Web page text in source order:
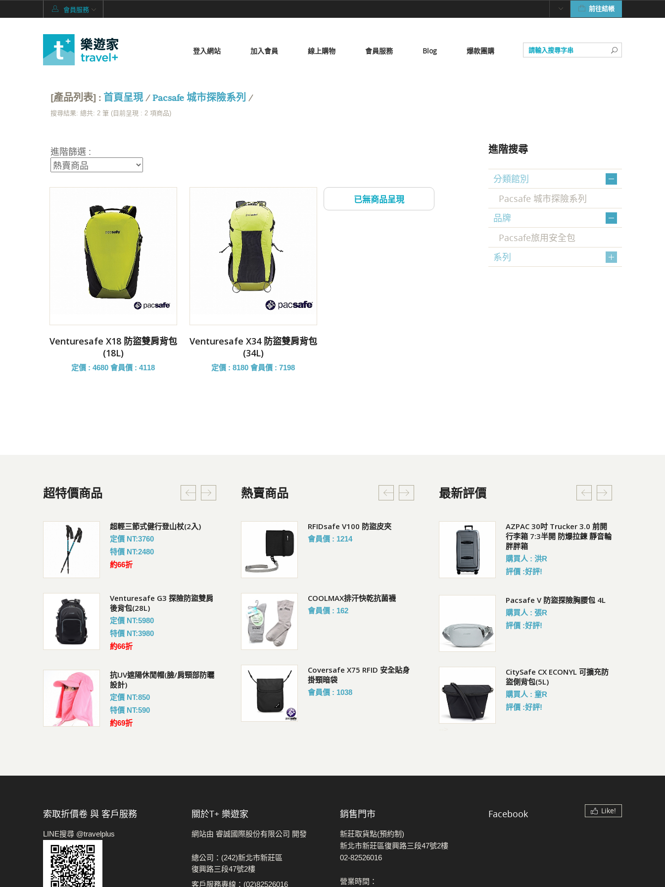
會員服務 前往結帳
登入網站 加入會員 線上購物 會員服務 Blog 爆款團購
[產品列表] : 首頁呈現 / Pacsafe 城市探險系列 /
搜尋結果: 總共: 2 筆 (目前呈現 : 2 項商品)
進階篩選 :
Venturesafe X18 防盜雙肩背包
(18L)
定價 : 4680會員價 : 4118
Venturesafe X34 防盜雙肩背包
(34L)
定價 : 8180會員價 : 7198
進階搜尋
分類館別
Pacsafe 城市探險系列
品牌
Pacsafe旅用安全包
系列
超特價商品
超輕三節式健行登山杖(2入)
定價 NT:3760
特價 NT:2480
約66折
Venturesafe G3 探險防盜雙肩
後背包(28L)
定價 NT:5980
特價 NT:3980
約66折
抗UV遮陽休閒帽(臉/肩頸部防曬
設計)
定價 NT:850
特價 NT:590
約69折
熱賣商品
Coversafe V100 RFID貼身腰掛
暗袋
會員價 : 950
快扣鋼繩鎖
會員價 : 882
Pacsafe V 防盜城市斜肩包
RFIDsafe V100 防盜皮夾
會員價 : 1214
COOLMAX排汗快乾抗菌襪
會員價 : 162
Coversafe X75 RFID 安全貼身
掛頸暗袋
會員價 : 1038
Coversafe X100 RFID 安全貼身
腰掛暗袋
會員價 : 1214
Pacsafe EXP28 旅行背包
會員價 : 6822
Pacsafe V Action 防盜胸背 斜
背包 2.5L
會員價 : 3062
最新評價
快扣鋼繩鎖
購買人 : *R
AZPAC 26吋 Trucker 3.0 防爆
煞車行李箱
Pacsafe Go Sling Pack 隨行防
盜斜背胸包 2.5L(斜肩腰掛兩用)
購買人 : 李R
AZPAC 30吋 Trucker 3.0 前開
行李箱 7:3半開 防爆拉鍊 靜音輪
胖胖箱
購買人 : 洪R
評價 :好評!
Pacsafe V 防盜探險胸腰包 4L
購買人 : 張R
評價 :好評!
CitySafe CX ECONYL 可擴充防
盜側背包(5L)
購買人 : 童R
評價 :好評!
索取折價卷 與 客戶服務
LINE搜尋 @travelplus
關於t+ 樂遊家
網站由 睿誠國際股份有限公司 開發
總公司：(242)新北市新莊區
復興路三段47號2樓
客戶服務專線：(02)82526016
銷售門市
新莊取貨點(預約制)
新北市新莊區復興路三段47號2樓
02-82526016
營業時間：
Facebook Like!